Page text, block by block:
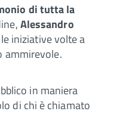
di tutta la
Alessandro
iniziative volte a
ammirevole.
in maniera
di chi è chiamato